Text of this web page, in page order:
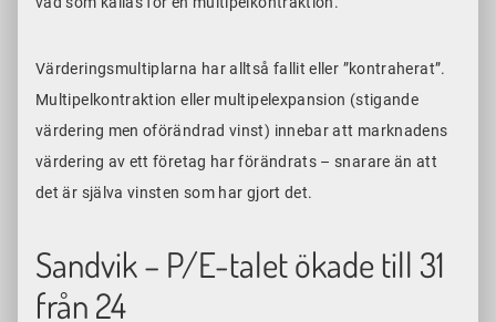
Värderingsmultiplarna har alltså fallit eller ”kontraherat”.
Multipelkontraktion eller multipelexpansion (stigande
värdering men oförändrad vinst) innebar att marknadens
värdering av ett företag har förändrats – snarare än att
det är själva vinsten som har gjort det.
Sandvik – P/E-talet ökade till 31
från 24